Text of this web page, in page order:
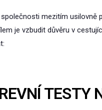
mezitím usilovně
je vzbudit důvěru v
TESTY